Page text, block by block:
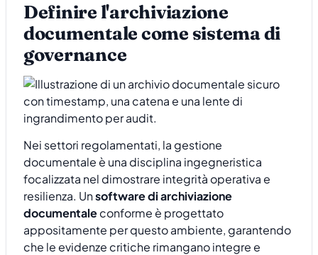
Definire l'archiviazione
documentale come sistema di
governance
Nei settori regolamentati, la gestione
documentale è una disciplina ingegneristica
focalizzata nel dimostrare integrità operativa e
resilienza. Unsoftware di archiviazione
documentaleconforme è progettato
appositamente per questo ambiente, garantendo
che le evidenze critiche rimangano integre e